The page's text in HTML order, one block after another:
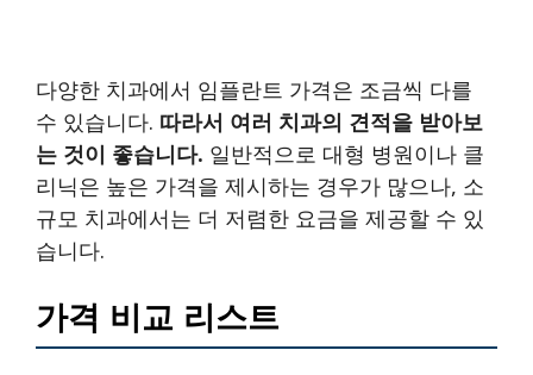
다양한 치과에서 임플란트 가격은 조금씩 다를
수 있습니다. 따라서 여러 치과의 견적을 받아보
는 것이 좋습니다. 일반적으로 대형 병원이나 클
리닉은 높은 가격을 제시하는 경우가 많으나, 소
규모 치과에서는 더 저렴한 요금을 제공할 수 있
습니다.
가격 비교 리스트